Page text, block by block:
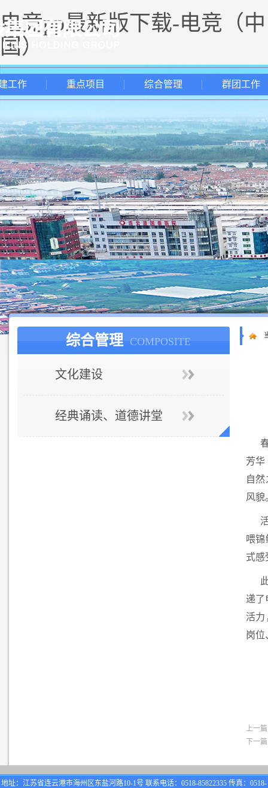
电竞pp最新版下载-电竞（中
国）
工作 重点项目 综合管理 群团工作
综合管理 COMPOSITE
文化建设
经典诵读、道德讲堂
芳华
自
风貌
喂
式感
递了
活力
岗位
上一
下一
地址：江苏省连云港市海州区东盐河路10-1号 联系电话：0518-85822335 传真：0518-